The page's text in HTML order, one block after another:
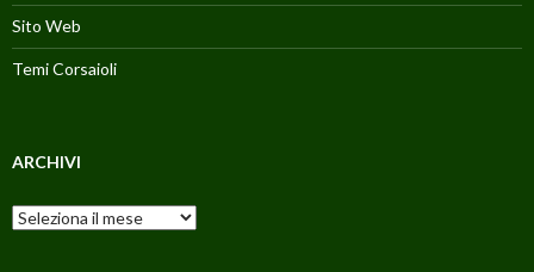
Sito Web
Temi Corsaioli
ARCHIVI
Archivi